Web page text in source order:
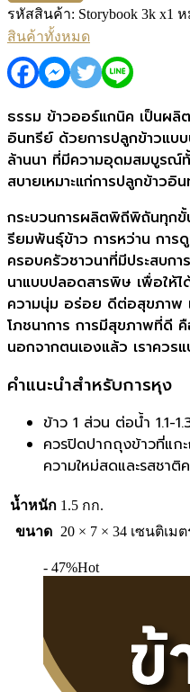
รหัสสินค้า: Storybook 3k x1 ห
สินค้าทั้งหมด
ธรรม ข้าวออร์แกนิค เป็นผลิ
อินทรีย์ ด้วยการปลูกข้าวแ
ล้านนา ที่มีความอุดมสมบูรณ์
สบายเหมาะแก่การปลูกข้าว
กระบวนการผลิตพิถีพิถันทุก
รียมพันธุ์ข้าว การหว่าน การ
ครอบครัวชาวนาที่มีประสบก
นาแบบปลอดสารพิษ เพื่อให้
ความนุ่ม อร่อย ดีต่อสุขภาพ
โภชนาการ การมีสุขภาพที่ดี
นอกจากตนเองแล้ว เราควร
คำแนะนำสำหรับการหุง
ข้าว 1 ส่วน ต่อน้ำ 1.1-
ควรปิดปากถุงข้าวที่แก
ความใหม่สดและรสชา
น้ำหนัก 1.5 กก.
ขนาด
20 × 7 × 34 เซนติเมต
- 47%Hot